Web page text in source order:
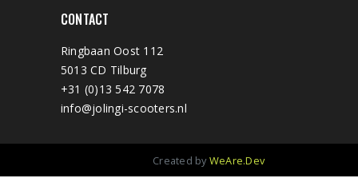
CONTACT
Ringbaan Oost 112
5013 CD Tilburg
+31 (0)13 542 7078
info@jolingi-scooters.nl
Created byWeAre.Dev